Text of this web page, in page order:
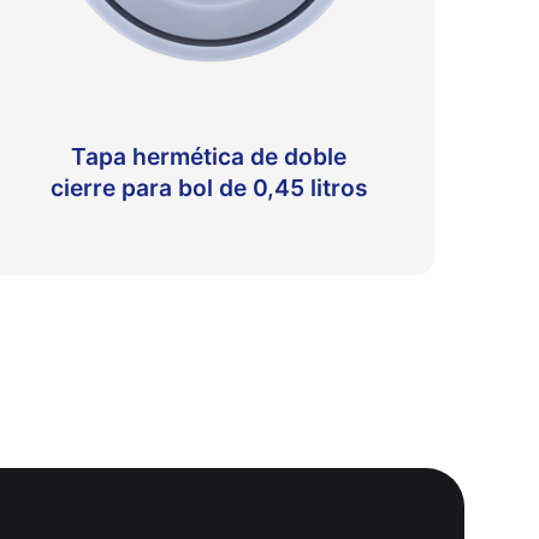
Tapa hermética de doble
cierre para bol de 0,45 litros